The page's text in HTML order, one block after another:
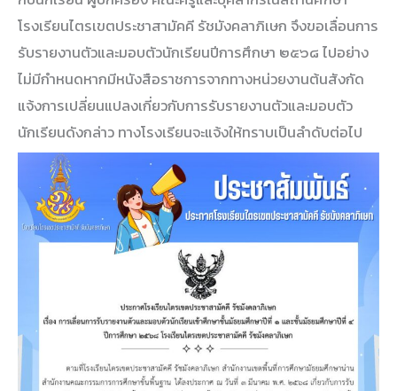
โรงเรียนไตรเขตประชาสามัคคี รัชมังคลาภิเษก จึงขอเลื่อนการ
รับรายงานตัวและมอบตัวนักเรียนปีการศึกษา ๒๕๖๘ ไปอย่าง
ไม่มีกำหนดหากมีหนังสือราชการจากทางหน่วยงานต้นสังกัด
แจ้งการเปลี่ยนแปลงเกี่ยวกับการรับรายงานตัวและมอบตัว
นักเรียนดังกล่าว ทางโรงเรียนจะแจ้งให้ทราบเป็นลำดับต่อไป